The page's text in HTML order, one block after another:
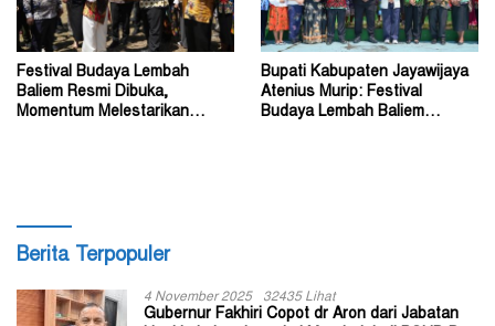
Festival Budaya Lembah
Baliem Resmi Dibuka,
Momentum Melestarikan
Bupati Kabupaten Jayawijaya
Atenius Murip: Festival
Budaya Lembah Baliem
Berita Terpopuler
4 November 2025 32435 Lihat
Gubernur Fakhiri Copot dr Aron dari Jabatan